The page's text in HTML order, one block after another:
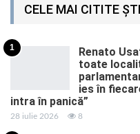
CELE MAI CITITE
1
Renato
toate
ies în
intra în panică”
28 iulie 2026 8